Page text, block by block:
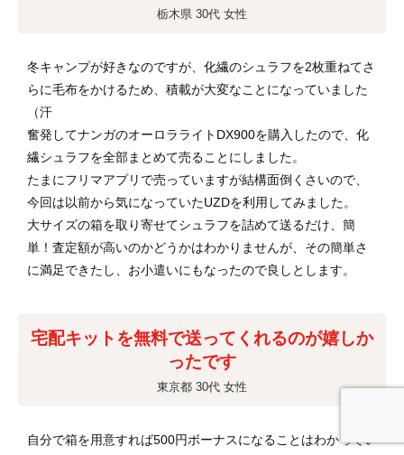
栃木県 30代 女性
冬キャンプが好きなのですが、化繊のシュラフを2枚重ねてさ
らに毛布をかけるため、積載が大変なことになっていました
（汗
奮発してナンガのオーロラライトDX900を購入したので、化
繊シュラフを全部まとめて売ることにしました。
たまにフリマアプリで売っていますが結構面倒くさいので、
今回は以前から気になっていたUZDを利用してみました。
大サイズの箱を取り寄せてシュラフを詰めて送るだけ、簡
単！査定額が高いのかどうかはわかりませんが、その簡単さ
に満足できたし、お小遣いにもなったので良しとします。
宅配キットを無料で送ってくれるのが嬉しか
ったです
東京都 30代 女性
自分で箱を用意すれば500円ボーナスになることはわかってい